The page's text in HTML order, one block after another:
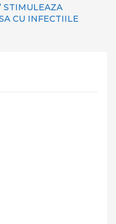
STIMULEAZA
CU INFECTIILE